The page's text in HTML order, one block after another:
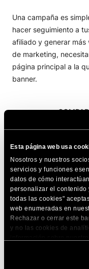
Esta página web usa
Nosotros y nuestros
servicios y funciones
datos de cómo
personalizar el contenido
todas las cookies"
web enumeradas en
Rechazar o cerrar este
y no las cookies de
momento a través de la
Una campaña es
hacer seguimiento a
afiliado y generar más
de marketing,
página principal a la
banner.
Artículos
¿Cómo
separado
¿Cómo